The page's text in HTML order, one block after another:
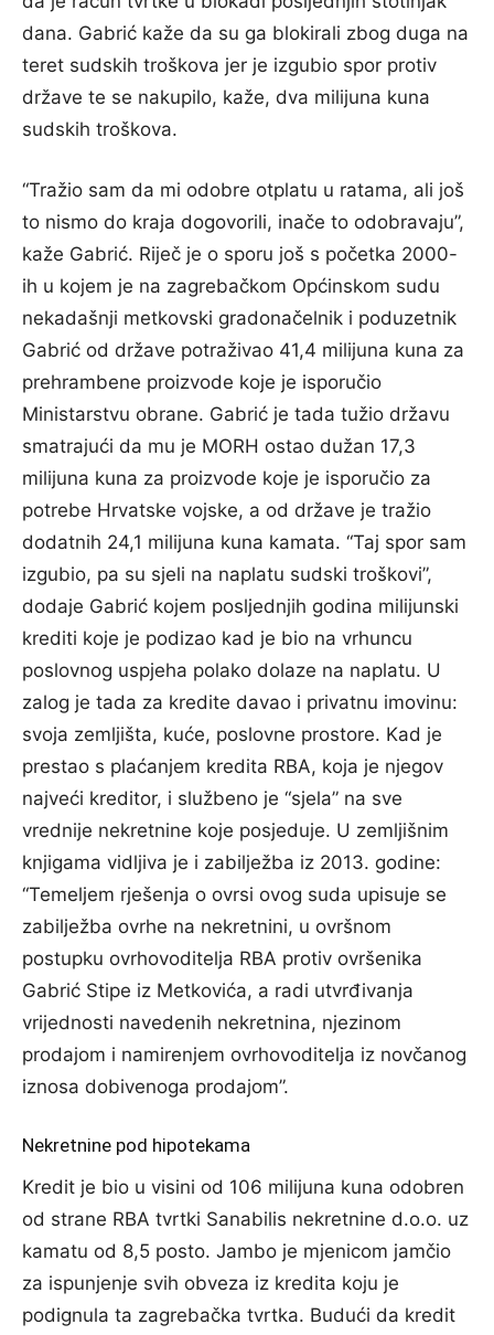
dana. Gabrić kaže da su ga blokirali zbog duga na
teret sudskih troškova jer je izgubio spor protiv
države te se nakupilo, kaže, dva milijuna kuna
sudskih troškova.
“Tražio sam da mi odobre otplatu u ratama, ali još
to nismo do kraja dogovorili, inače to odobravaju”,
kaže Gabrić. Riječ je o sporu još s početka 2000-
ih u kojem je na zagrebačkom Općinskom sudu
nekadašnji metkovski gradonačelnik i poduzetnik
Gabrić od države potraživao 41,4 milijuna kuna za
prehrambene proizvode koje je isporučio
Ministarstvu obrane. Gabrić je tada tužio državu
smatrajući da mu je MORH ostao dužan 17,3
milijuna kuna za proizvode koje je isporučio za
potrebe Hrvatske vojske, a od države je tražio
dodatnih 24,1 milijuna kuna kamata. “Taj spor sam
izgubio, pa su sjeli na naplatu sudski troškovi”,
dodaje Gabrić kojem posljednjih godina milijunski
krediti koje je podizao kad je bio na vrhuncu
poslovnog uspjeha polako dolaze na naplatu. U
zalog je tada za kredite davao i privatnu imovinu:
svoja zemljišta, kuće, poslovne prostore. Kad je
prestao s plaćanjem kredita RBA, koja je njegov
najveći kreditor, i službeno je “sjela” na sve
vrednije nekretnine koje posjeduje. U zemljišnim
knjigama vidljiva je i zabilježba iz 2013. godine:
“Temeljem rješenja o ovrsi ovog suda upisuje se
zabilježba ovrhe na nekretnini, u ovršnom
postupku ovrhovoditelja RBA protiv ovršenika
Gabrić Stipe iz Metkovića, a radi utvrđivanja
vrijednosti navedenih nekretnina, njezinom
prodajom i namirenjem ovrhovoditelja iz novčanog
iznosa dobivenoga prodajom”.
Nekretnine pod hipotekama
Kredit je bio u visini od 106 milijuna kuna odobren
od strane RBA tvrtki Sanabilis nekretnine d.o.o. uz
kamatu od 8,5 posto. Jambo je mjenicom jamčio
za ispunjenje svih obveza iz kredita koju je
podignula ta zagrebačka tvrtka. Budući da kredit